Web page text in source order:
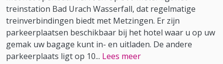
treinstation Bad Urach Wasserfall, dat regelmatige
treinverbindingen biedt met Metzingen. Er zijn
parkeerplaatsen beschikbaar bij het hotel waar u op uw
gemak uw bagage kunt in- en uitladen. De andere
parkeerplaats ligt op 10... Lees meer